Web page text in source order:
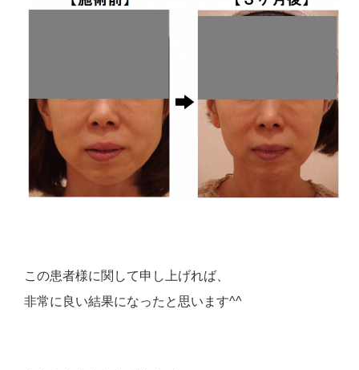
この患者様に関して申し上げれば、
非常に良い結果になったと思います^^